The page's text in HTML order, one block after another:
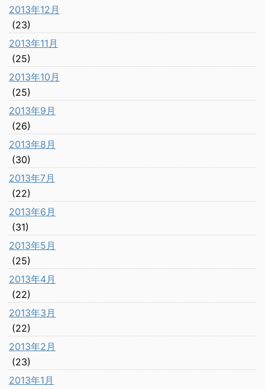
2013年12月
(23)
2013年11月
(25)
2013年10月
(25)
2013年9月
(26)
2013年8月
(30)
2013年7月
(22)
2013年6月
(31)
2013年5月
(25)
2013年4月
(22)
2013年3月
(22)
2013年2月
(23)
2013年1月